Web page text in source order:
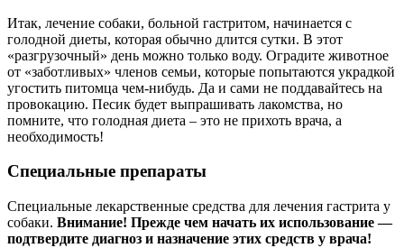
Итак, лечение собаки, больной гастритом, начинается с
голодной диеты, которая обычно длится сутки. В этот
«разгрузочный» день можно только воду. Оградите животное
от «заботливых» членов семьи, которые попытаются украдкой
угостить питомца чем-нибудь. Да и сами не поддавайтесь на
провокацию. Песик будет выпрашивать лакомства, но
помните, что голодная диета – это не прихоть врача, а
необходимость!
Специальные препараты
Специальные лекарственные средства для лечения гастрита у
собаки. Внимание! Прежде чем начать их использование —
подтвердите диагноз и назначение этих средств у врача!